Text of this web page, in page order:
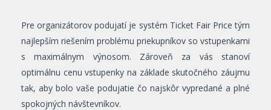
Pre organizátorov podujatí je systém Ticket Fair Price tým
najlepším riešením problému priekupníkov so vstupenkami
s maximálnym výnosom. Zároveň za vás stanoví
optimálnu cenu vstupenky na základe skutočného záujmu
tak, aby bolo vaše podujatie čo najskôr vypredané a plné
spokojných návštevníkov.